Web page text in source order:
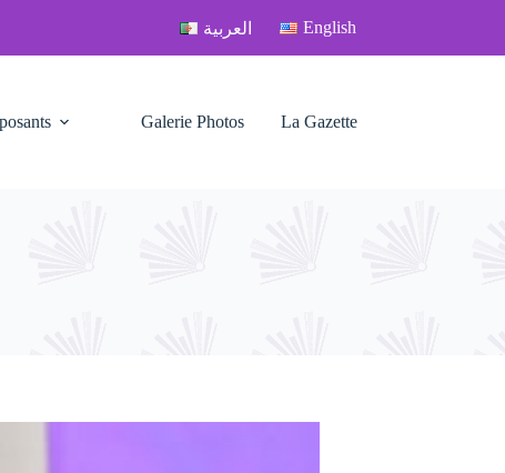
العربية English
Galerie Photos La Gazette